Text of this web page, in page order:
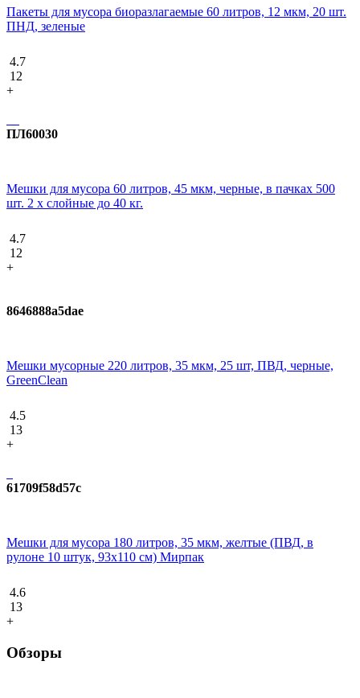
Пакеты для мусора биоразлагаемые 60 литров, 12 мкм, 20 шт.
ПНД, зеленые
4.7
12
+
ПЛ60030
Мешки для мусора 60 литров, 45 мкм, черные, в пачках 500
шт. 2 х слойные до 40 кг.
4.7
12
+
8646888a5dae
Мешки мусорные 220 литров, 35 мкм, 25 шт, ПВД, черные,
GreenClean
4.5
13
+
61709f58d57c
Мешки для мусора 180 литров, 35 мкм, желтые (ПВД, в
рулоне 10 штук, 93x110 см) Мирпак
4.6
13
+
Обзоры